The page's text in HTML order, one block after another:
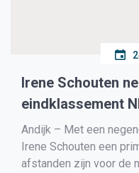
Irene Schouten
eindklassement
Andijk – Met een
Irene Schouten een
afstanden zijn voor de